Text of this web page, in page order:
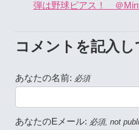
弾は野球ピアス！ ＠
コメントを記入
あなたの名前: 必須
あなたのEメール: 必須, not